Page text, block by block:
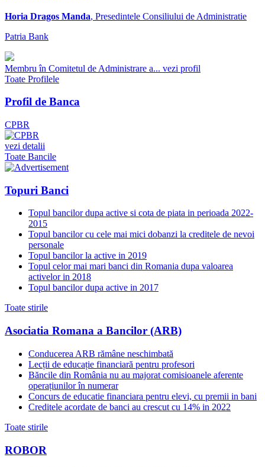
Horia Dragos Manda, Presedintele Consiliului de Administratie
Patria Bank
Membru în Comitetul de Administrare a... vezi profil
Toate Profilele
Profil de Banca
CPBR
vezi detalii
Toate Bancile
Topuri Banci
Topul bancilor dupa active si cota de piata in perioada 2022-
2015
Topul bancilor cu cele mai mici dobanzi la creditele de nevoi
personale
Topul bancilor la active in 2019
Topul celor mai mari banci din Romania dupa valoarea
activelor in 2018
Topul bancilor dupa active in 2017
Toate stirile
Asociatia Romana a Bancilor (ARB)
Conducerea ARB rămâne neschimbată
Lecții de educație financiară pentru profesori
Băncile din România nu au majorat comisioanele aferente
operațiunilor în numerar
Concurs de educatie financiara pentru elevi, cu premii in bani
Creditele acordate de banci au crescut cu 14% in 2022
Toate stirile
ROBOR